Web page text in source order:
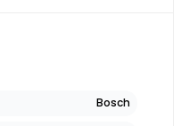
Bosch